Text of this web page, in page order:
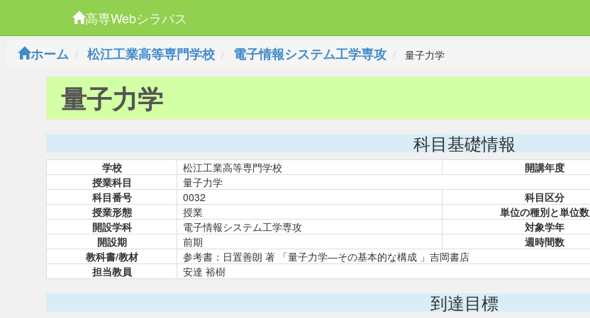
高専Webシラバス
ホーム
松江工業高等専門学校 電子情報システム工学専攻 量子力学
量子力学
科目基礎情報
学校 松江工業高等専門学校 開講年度
授業科目
量子力学
科目番号
0032 科目区分
授業形態
授業 単位の種別と単位数
開設学科
電子情報システム工学専攻 対象学年
開設期
前期 週時間数
教科書/教材
参考書：日置善朗 著 「量子力学―その基本的な構成 」吉岡書店
担当教員
安達 裕樹
到達目標